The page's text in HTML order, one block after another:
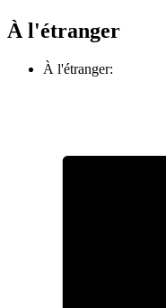
À l'étranger
À l'étranger: